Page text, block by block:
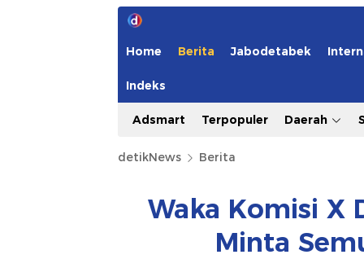
Home Berita Jabodetabek
Indeks
Adsmart Terpopuler Daerah
detikNews Berita
Waka Komisi X
Minta